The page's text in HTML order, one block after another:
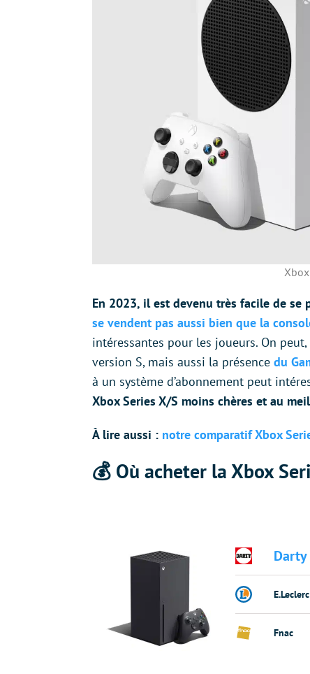
En 2023, il est devenu très facile de se
se vendent pas aussi bien que la
intéressantes pour les joueurs. On
version S, mais aussi la présence du
à un système d’abonnement peut
Xbox Series X/S moins chères et au
À lire aussi : notre comparatif Xbox
💰 Où acheter la Xbox
Darty
E.Leclerc
Fnac